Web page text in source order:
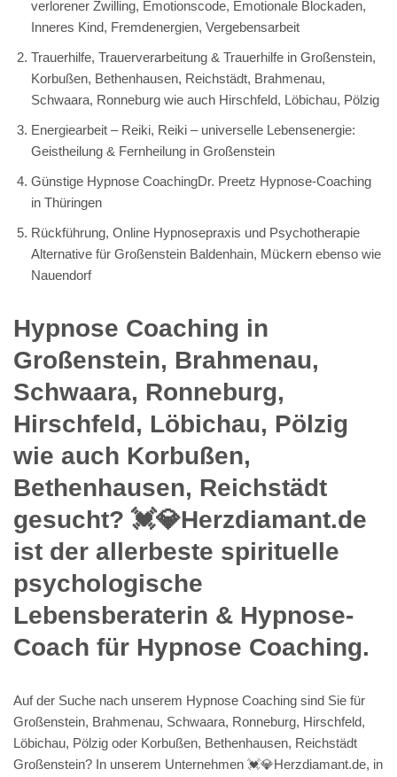
verlorener Zwilling, Emotionscode, Emotionale Blockaden,
Inneres Kind, Fremdenergien, Vergebensarbeit
Trauerhilfe, Trauerverarbeitung & Trauerhilfe in Großenstein,
Korbußen, Bethenhausen, Reichstädt, Brahmenau,
Schwaara, Ronneburg wie auch Hirschfeld, Löbichau, Pölzig
Energiearbeit – Reiki, Reiki – universelle Lebensenergie:
Geistheilung & Fernheilung in Großenstein
Günstige Hypnose CoachingDr. Preetz Hypnose-Coaching
in Thüringen
Rückführung, Online Hypnosepraxis und Psychotherapie
Alternative für Großenstein Baldenhain, Mückern ebenso wie
Nauendorf
Hypnose Coaching in
Großenstein, Brahmenau,
Schwaara, Ronneburg,
Hirschfeld, Löbichau, Pölzig
wie auch Korbußen,
Bethenhausen, Reichstädt
gesucht? 💓️💎Herzdiamant.de
ist der allerbeste spirituelle
psychologische
Lebensberaterin & Hypnose-
Coach für Hypnose Coaching.
Auf der Suche nach unserem Hypnose Coaching sind Sie für
Großenstein, Brahmenau, Schwaara, Ronneburg, Hirschfeld,
Löbichau, Pölzig oder Korbußen, Bethenhausen, Reichstädt
Großenstein? In unserem Unternehmen 💓️💎Herzdiamant.de, in